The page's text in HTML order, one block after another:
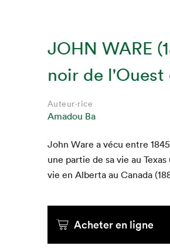
JOHN WARE
noir de l'Ouest
Auteur·rice
Amadou Ba
John Ware a vécu entre 1845
une par­tie de sa vie au Texas
vie en Alber­ta au Cana­da (
Acheter en ligne